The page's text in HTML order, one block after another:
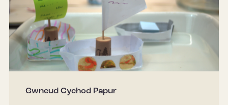
Gwneud Cychod Papur